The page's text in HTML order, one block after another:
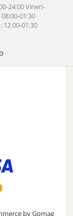
24:00 Vineri-
01:30
12:00-01:30
by Gomag